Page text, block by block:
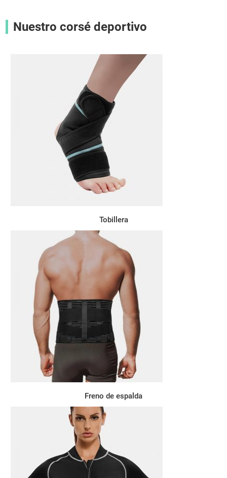
Nuestro corsé deportivo
Tobillera
Freno de espalda